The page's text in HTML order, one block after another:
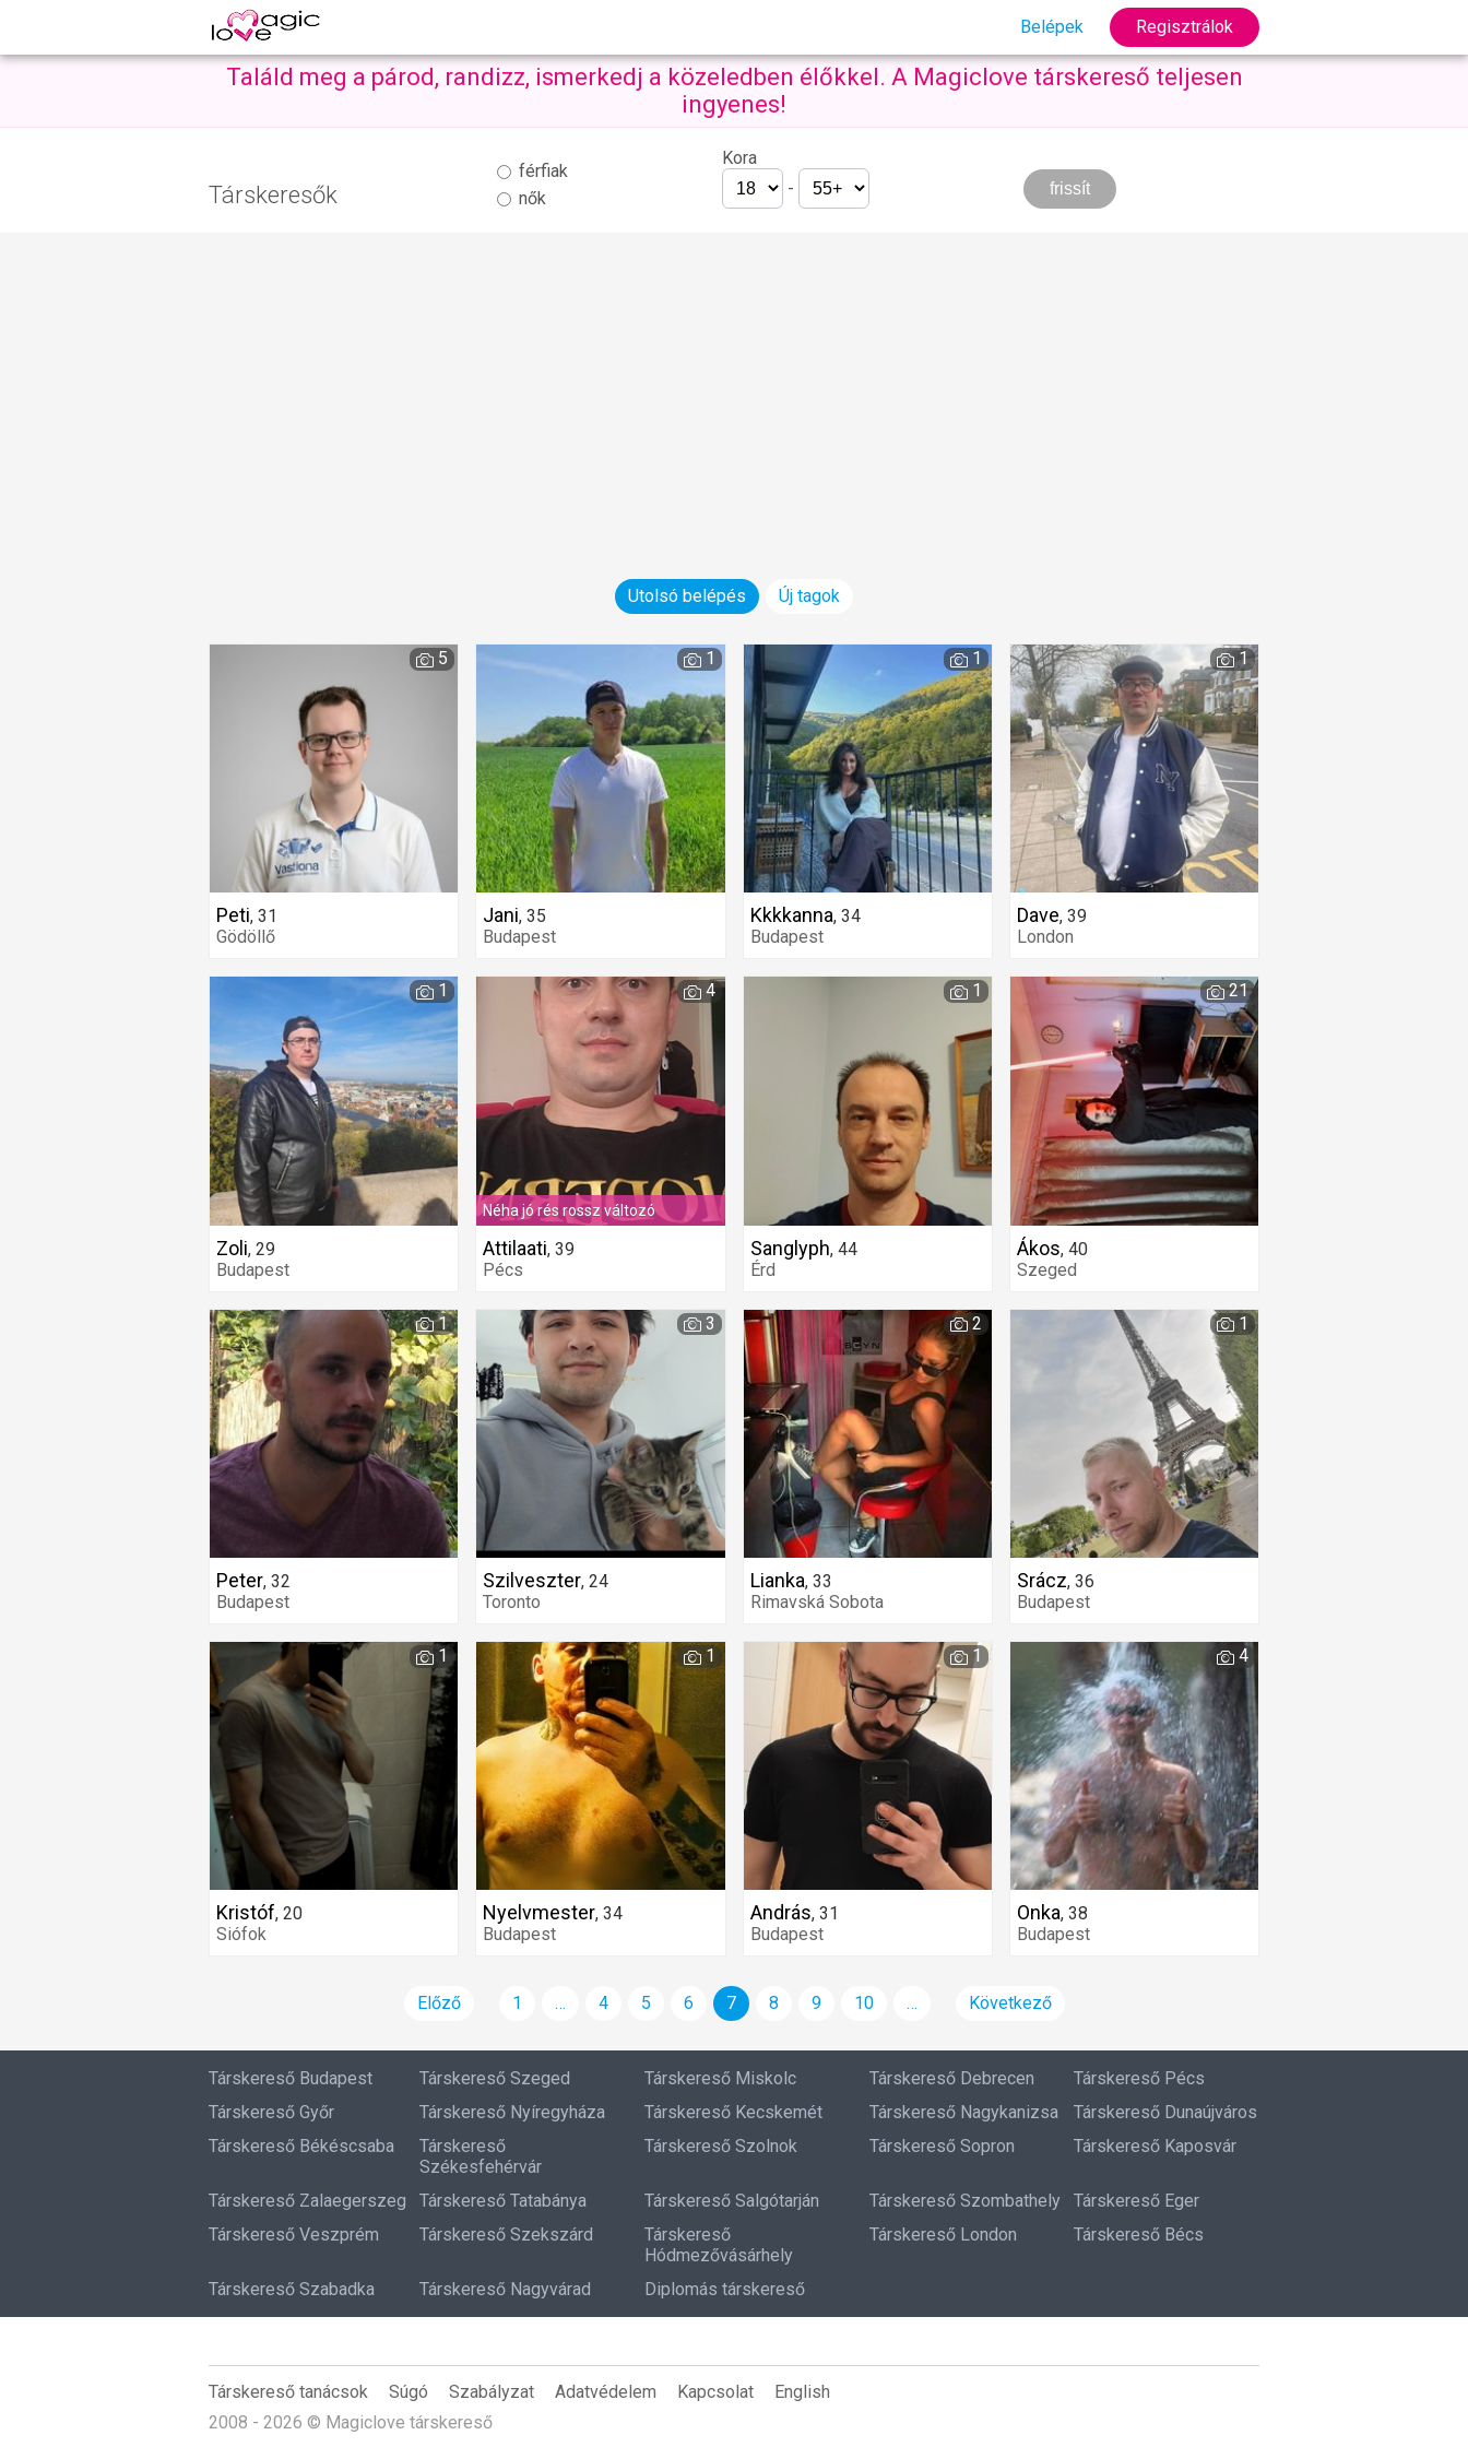
Belépek Regisztrálok
Találd meg a párod, randizz, ismerkedj a közeledben élőkkel. A Magiclove társkereső teljesen
ingyenes!
Társkeresők
férfiak
nők
Kora
-
Utolsó belépés Új tagok
Peti, 31
Gödöllő
5
Jani,35
Budapest
1
Kkkkanna, 34
Budapest
1
Dave, 39
London
1
Zoli, 29
Budapest
1
Néha jó rés rossz változó
Attilaati,39
Pécs
4
Sanglyph, 44
Érd
1
Ákos, 40
Szeged
21
Peter, 32
Budapest
1
Szilveszter,24
Toronto
3
Lianka, 33
Rimavská Sobota
2
Srácz, 36
Budapest
1
Kristóf, 20
Siófok
1
Nyelvmester,34
Budapest
1
András, 31
Budapest
1
Onka, 38
Budapest
4
Előző 1 … 4 5 6 7 8 9 10 … Következő
Társkereső Budapest Társkereső Szeged Társkereső Miskolc Társkereső Debrecen
Társkereső Pécs
Társkereső Győr
Társkereső Nyíregyháza Társkereső Kecskemét Társkereső Nagykanizsa
Társkereső Dunaújváros
Társkereső Békéscsaba
Társkereső
Székesfehérvár
Társkereső Szolnok Társkereső Sopron Társkereső Kaposvár
Társkereső Zalaegerszeg Társkereső Tatabánya Társkereső Salgótarján Társkereső Szombathely
Társkereső Eger
Társkereső Veszprém
Társkereső Szekszárd
Társkereső
Hódmezővásárhely
Társkereső London Társkereső Bécs
Társkereső Szabadka Társkereső Nagyvárad Diplomás társkereső
Társkereső tanácsok Súgó Szabályzat Adatvédelem Kapcsolat
English
2008 - 2026 © Magiclove társkereső